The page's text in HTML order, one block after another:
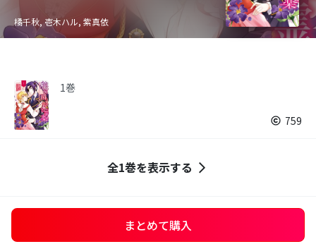
橘千秋, 壱木ハル, 紫真依
1巻
759
全1巻を表示する
まとめて購入